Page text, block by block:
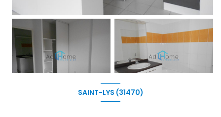
SAINT-LYS (31470)